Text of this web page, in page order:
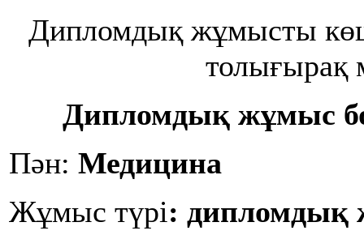
Дипломдық жұмысты
толығырақ
Дипломдық жұмыс
Пән: Медицина
Жұмыс түрі: дипломдық